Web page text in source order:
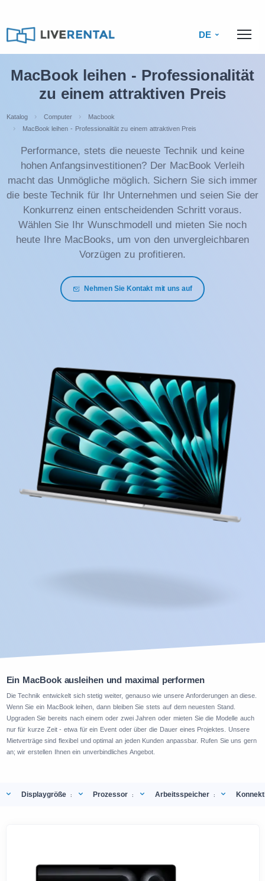
DE
MacBook leihen - Professionalität
zu einem attraktiven Preis
Katalog Computer
Macbook
MacBook leihen - Professionalität zu einem attraktiven Preis
Performance, stets die neueste Technik und keine
hohen Anfangsinvestitionen? Der MacBook Verleih
macht das Unmögliche möglich. Sichern Sie sich immer
die beste Technik für Ihr Unternehmen und seien Sie der
Konkurrenz einen entscheidenden Schritt voraus.
Wählen Sie Ihr Wunschmodell und mieten Sie noch
heute Ihre MacBooks, um von den unvergleichbaren
Vorzügen zu profitieren.
Nehmen Sie Kontakt mit uns auf
Ein MacBook ausleihen und maximal performen
Die Technik entwickelt sich stetig weiter, genauso wie unsere Anforderungen an diese.
Wenn Sie ein MacBook leihen, dann bleiben Sie stets auf dem neuesten Stand.
Upgraden Sie bereits nach einem oder zwei Jahren oder mieten Sie die Modelle auch
nur für kurze Zeit - etwa für ein Event oder über die Dauer eines Projektes. Unsere
Mietverträge sind flexibel und optimal an jeden Kunden anpassbar. Rufen Sie uns gern
an; wir erstellen Ihnen ein unverbindliches Angebot.
Displaygröße : Prozessor : Arbeitsspeicher :